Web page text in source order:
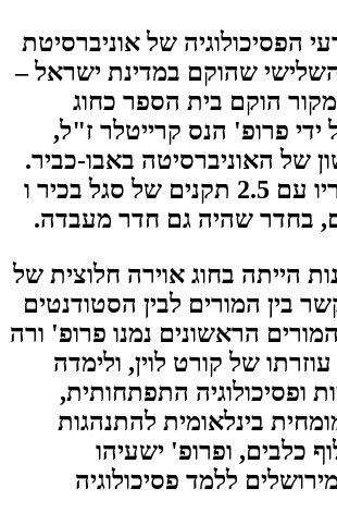
הפסיכולוגיה של אוניברסיטת
שהוקם במדינת ישראל –
1961. במקור הוקם בית הספר כחוג
ידי פרופ' הנס קרייטלר ז"ל,
של האוניברסיטה באבו-כביר.
החוג פתח שעריו עם 2.5 תקנים של סגל בכיר ו
הייתה בחוג אוירה חלוצית של
בין המורים לבין הסטודנטים
הראשונים נמנו פרופ' ורה
של קורט לוין, ולימדה
ופסיכולוגיה התפתחותית,
בינלאומית להתנהגות
כלבים, ופרופ' ישעיהו
ללמד פסיכולוגיה